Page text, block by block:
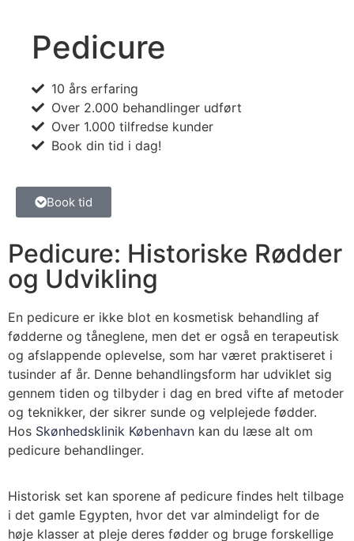
Pedicure
10 års erfaring
Over 2.000 behandlinger udført
Over 1.000 tilfredse kunder
Book din tid i dag!
Book tid
Pedicure: Historiske Rødder
og Udvikling
En pedicure er ikke blot en kosmetisk behandling af
fødderne og tåneglene, men det er også en terapeutisk
og afslappende oplevelse, som har været praktiseret i
tusinder af år. Denne behandlingsform har udviklet sig
gennem tiden og tilbyder i dag en bred vifte af metoder
og teknikker, der sikrer sunde og velplejede fødder.
Hos Skønhedsklinik København kan du læse alt om
pedicure behandlinger.
Historisk set kan sporene af pedicure findes helt tilbage
i det gamle Egypten, hvor det var almindeligt for de
høje klasser at pleje deres fødder og bruge forskellige